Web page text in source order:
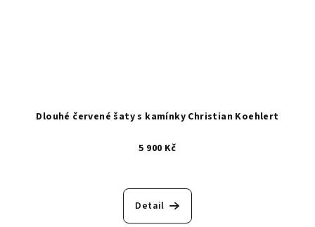
Dlouhé červené šaty s kamínky Christian Koehlert
5 900 Kč
Detail